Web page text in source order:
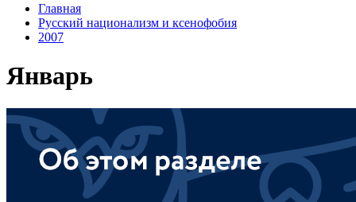
Главная
Русский национализм и ксенофобия
2007
Январь